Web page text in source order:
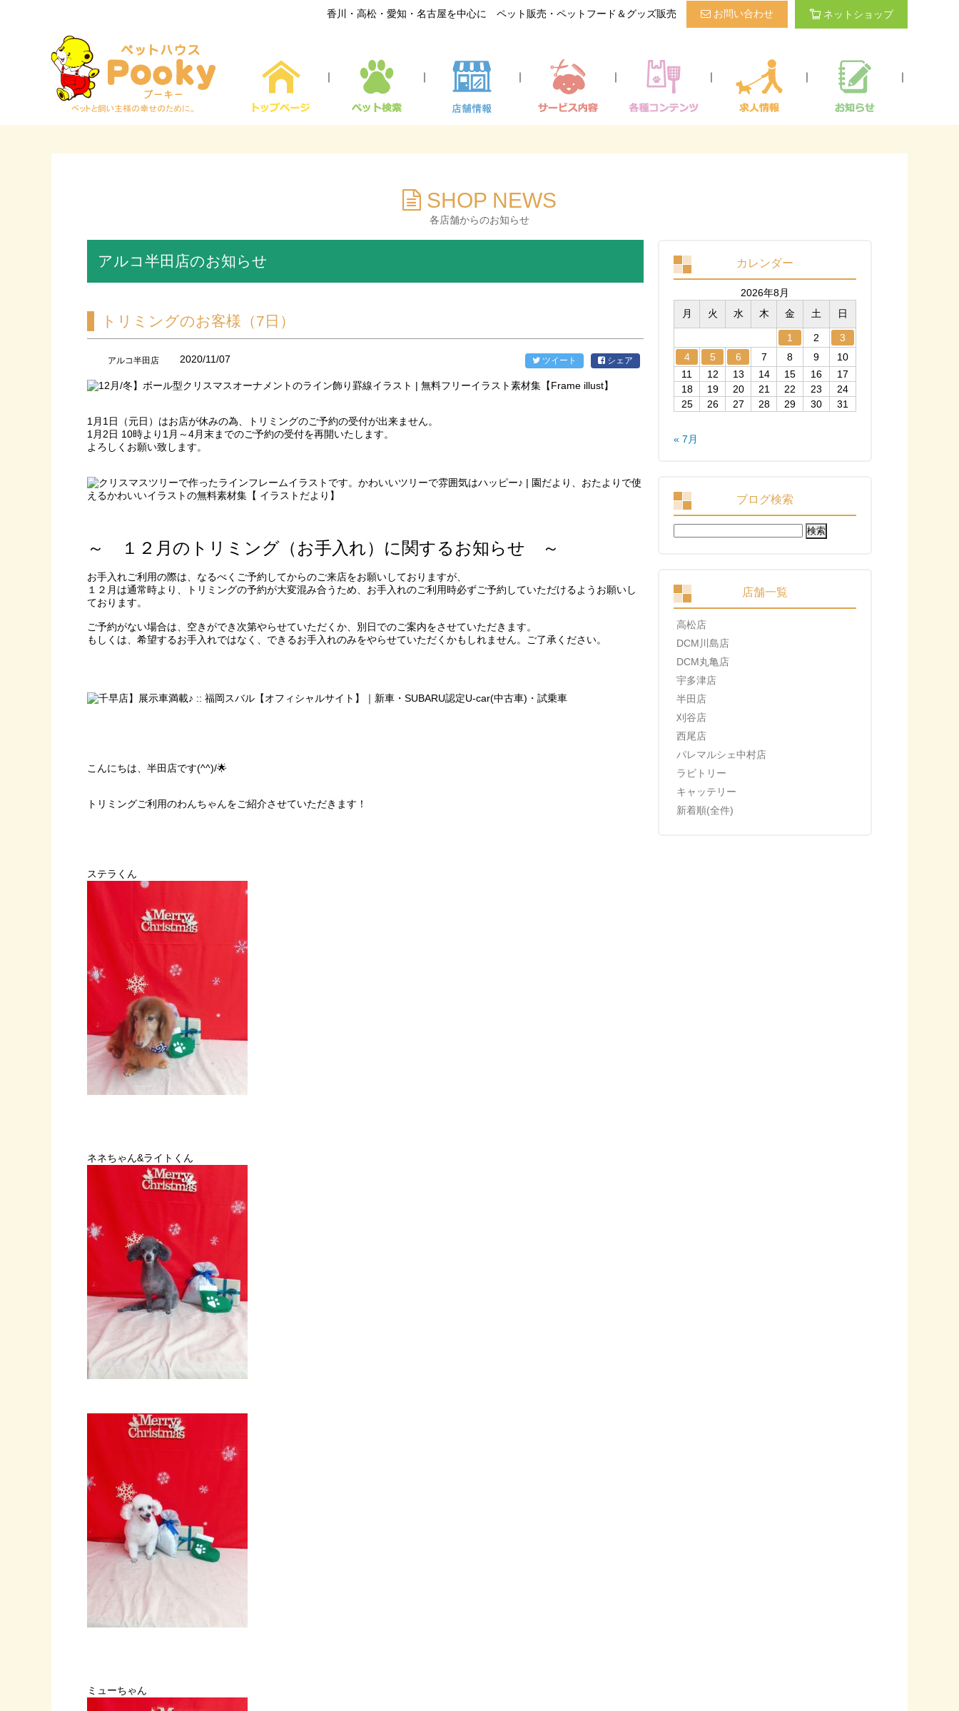
香川・高松・愛知・名古屋を中心に ペット販売・ペットフード＆グッズ販売 お問い合わせ ネットショップ
｜ ｜ ｜ ｜ ｜ ｜ ｜
SHOP NEWS
各店舗からのお知らせ
アルコ半田店のお知らせ
トリミングのお客様（7日）
アルコ半田店 2020/11/07 ツイート シェア
1月1日（元日）はお店が休みの為、トリミングのご予約の受付が出来ません。
1月2日 10時より1月～4月末までのご予約の受付を再開いたします。
よろしくお願い致します。
～ １２月のトリミング（お手入れ）に関するお知らせ ～
お手入れご利用の際は、なるべくご予約してからのご来店をお願いしておりますが、
１２月は通常時より、トリミングの予約が大変混み合うため、お手入れのご利用時必ずご予約していただけるようお願いし
ております。
ご予約がない場合は、空きができ次第やらせていただくか、別日でのご案内をさせていただきます。
もしくは、希望するお手入れではなく、できるお手入れのみをやらせていただくかもしれません。ご了承ください。
こんにちは、半田店です(^^)/🌟
トリミングご利用のわんちゃんをご紹介させていただきます！
ステラくん
ネネちゃん&ライトくん
ミューちゃん
カレンダー
2026年8月
月
火 水 木 金 土 日
1 2
3
4
5 6 7 8 9
10
11
12 13 14 15 16
17
18
19 20 21 22 23
24
25
26 27 28 29 30 31
« 7月
ブログ検索
検
索:
店舗一覧
高松店
DCM川島店
DCM丸亀店
宇多津店
半田店
刈谷店
西尾店
パレマルシェ中村店
ラビトリー
キャッテリー
新着順(全件)